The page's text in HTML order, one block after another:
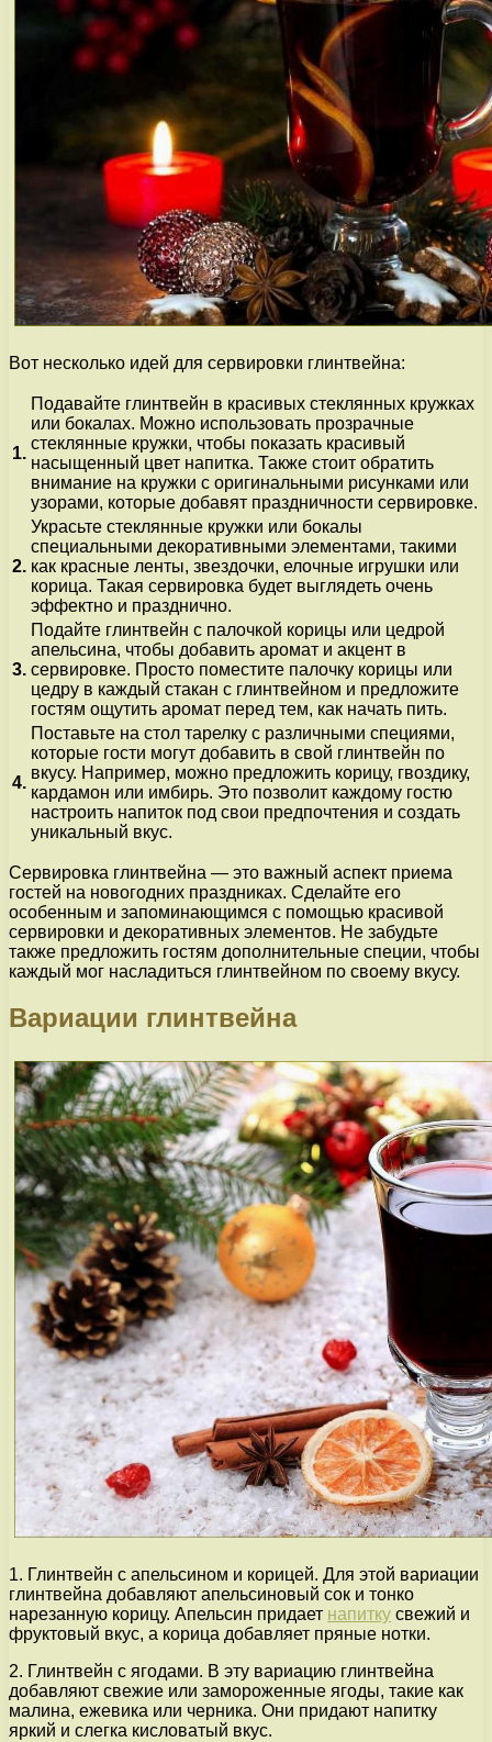
Вот несколько идей для сервировки глинтвейна:
1.
Подавайте глинтвейн в красивых стеклянных кружках
или бокалах. Можно использовать прозрачные
стеклянные кружки, чтобы показать красивый
насыщенный цвет напитка. Также стоит обратить
внимание на кружки с оригинальными рисунками или
узорами, которые добавят праздничности сервировке.
2.
Украсьте стеклянные кружки или бокалы
специальными декоративными элементами, такими
как красные ленты, звездочки, елочные игрушки или
корица. Такая сервировка будет выглядеть очень
эффектно и празднично.
3.
Подайте глинтвейн с палочкой корицы или цедрой
апельсина, чтобы добавить аромат и акцент в
сервировке. Просто поместите палочку корицы или
цедру в каждый стакан с глинтвейном и предложите
гостям ощутить аромат перед тем, как начать пить.
4.
Поставьте на стол тарелку с различными специями,
которые гости могут добавить в свой глинтвейн по
вкусу. Например, можно предложить корицу, гвоздику,
кардамон или имбирь. Это позволит каждому гостю
настроить напиток под свои предпочтения и создать
уникальный вкус.
Сервировка глинтвейна — это важный аспект приема
гостей на новогодних праздниках. Сделайте его
особенным и запоминающимся с помощью красивой
сервировки и декоративных элементов. Не забудьте
также предложить гостям дополнительные специи, чтобы
каждый мог насладиться глинтвейном по своему вкусу.
Вариации глинтвейна
1. Глинтвейн с апельсином и корицей. Для этой вариации
глинтвейна добавляют апельсиновый сок и тонко
нарезанную корицу. Апельсин придает напитку свежий и
фруктовый вкус, а корица добавляет пряные нотки.
2. Глинтвейн с ягодами. В эту вариацию глинтвейна
добавляют свежие или замороженные ягоды, такие как
малина, ежевика или черника. Они придают напитку
яркий и слегка кисловатый вкус.